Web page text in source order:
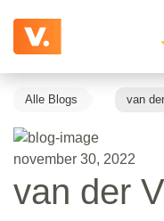
Alle Blogs van
november 30, 2022
van der